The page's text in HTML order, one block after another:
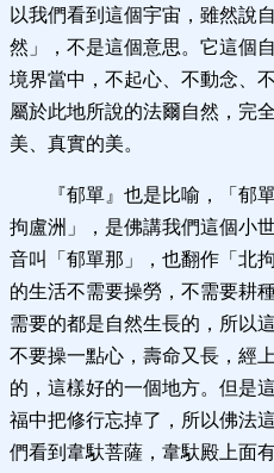
以我們看到這個宇宙，雖然說
然」，不是這個意思。它這個
境界當中，不起心、不動念、
屬於此地所說的法爾自然，完
美、真實的美。
『郁單』也是比喻，「郁
拘盧洲」，是佛講我們這個小
音叫「郁單那」，也翻作「北
的生活不需要操勞，不需要耕
需要的都是自然生長的，所以
不要操一點心，壽命又長，經
的，這樣好的一個地方。但是
福中把修行忘掉了，所以佛法
們看到韋馱菩薩，韋馱殿上面